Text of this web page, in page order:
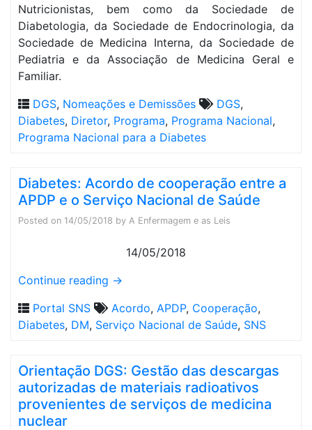
Nutricionistas, bem como da Sociedade de
Diabetologia, da Sociedade de Endocrinologia, da
Sociedade de Medicina Interna, da Sociedade de
Pediatria e da Associação de Medicina Geral e
Familiar.
DGS, Nomeações e Demissões DGS,
Diabetes, Diretor, Programa, Programa Nacional,
Programa Nacional para a Diabetes
Diabetes: Acordo de cooperação entre a
APDP e o Serviço Nacional de Saúde
Posted on 14/05/2018 by A Enfermagem e as Leis
14/05/2018
Continue reading →
Portal SNS
Acordo, APDP, Cooperação,
Diabetes, DM, Serviço Nacional de Saúde, SNS
Orientação DGS: Gestão das descargas
autorizadas de materiais radioativos
provenientes de serviços de medicina
nuclear